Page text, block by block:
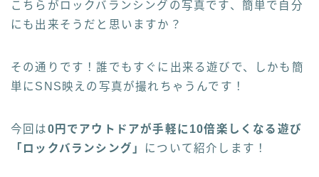
こちらがロックバランシングの写真です、簡単で自分
にも出来そうだと思いますか？
その通りです！誰でもすぐに出来る遊びで、しかも簡
単にSNS映えの写真が撮れちゃうんです！
今回は0円でアウトドアが手軽に10倍楽しくなる遊び
「ロックバランシング」
について紹介します！